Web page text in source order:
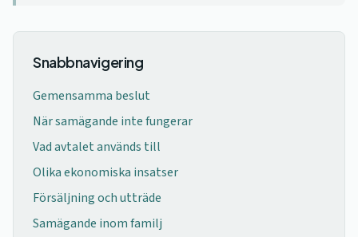
Snabbnavigering
Gemensamma beslut
När samägande inte fungerar
Vad avtalet används till
Olika ekonomiska insatser
Försäljning och utträde
Samägande inom familj